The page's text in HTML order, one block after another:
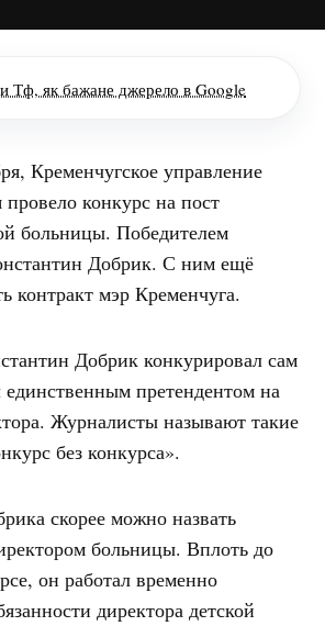
Тф, як бажане джерело в Google
Кременчугское управление
провело конкурс на пост
больницы. Победителем
Добрик. С ним ещё
контракт мэр Кременчуга.
Добрик конкурировал сам
претендентом на
Журналисты называют такие
без конкурса».
скорее можно назвать
больницы. Вплоть до
он работал временно
директора детской